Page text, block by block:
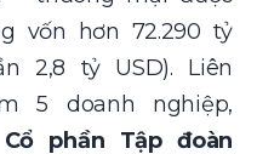
vốn hơn 72.290 tỷ
2,8 tỷ USD). Liên
5 doanh nghiệp,
phần Tập đoàn